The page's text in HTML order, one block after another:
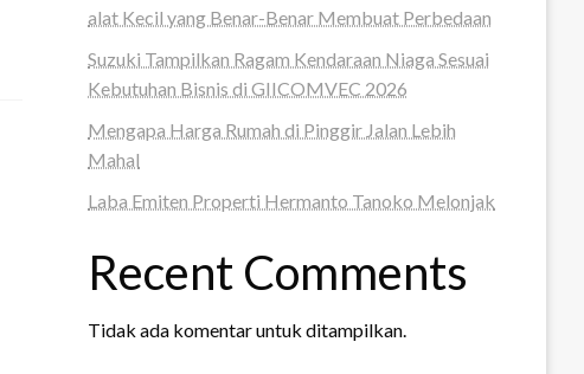
alat Kecil yang Benar-Benar Membuat Perbedaan
Suzuki Tampilkan Ragam Kendaraan Niaga Sesuai
Kebutuhan Bisnis di GIICOMVEC 2026
Mengapa Harga Rumah di Pinggir Jalan Lebih
Mahal
Laba Emiten Properti Hermanto Tanoko Melonjak
Recent Comments
Tidak ada komentar untuk ditampilkan.